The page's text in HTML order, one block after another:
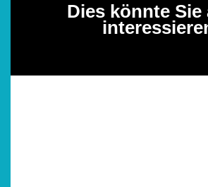
Dies könnte Sie